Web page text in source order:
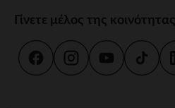
Γίνετε μέλος της κοινότητας